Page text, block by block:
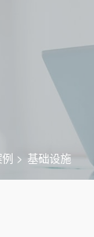
基础设施